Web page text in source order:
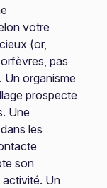
votre
(or,
pas
Un organisme
prospecte
Une
les
son
Un